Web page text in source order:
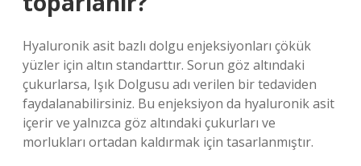
Hyaluronik asit bazlı dolgu enjeksiyonları çökük
yüzler için altın standarttır. Sorun göz altındaki
çukurlarsa, Işık Dolgusu adı verilen bir tedaviden
faydalanabilirsiniz. Bu enjeksiyon da hyaluronik asit
içerir ve yalnızca göz altındaki çukurları ve
morlukları ortadan kaldırmak için tasarlanmıştır.